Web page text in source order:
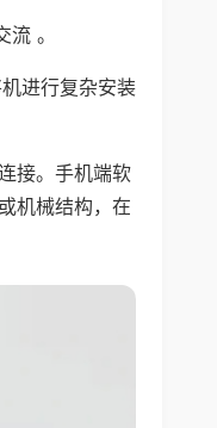
。
进行复杂安装
接。手机端软
机械结构，在